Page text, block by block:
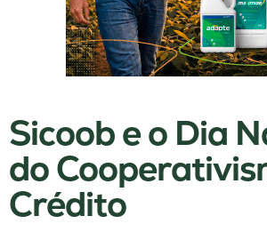
Sicoob e o Dia
do
Crédito